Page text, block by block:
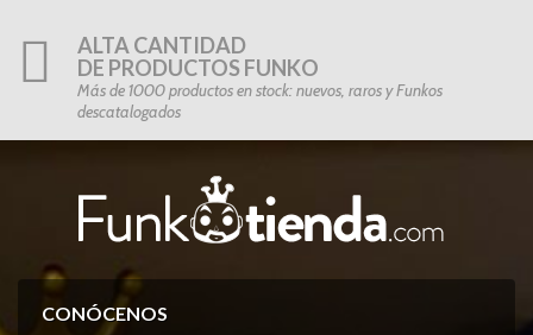
ALTA CANTIDAD
DE PRODUCTOS FUNKO
Más de 1000 productos en stock: nuevos, raros y Funkos
descatalogados
CONÓCENOS